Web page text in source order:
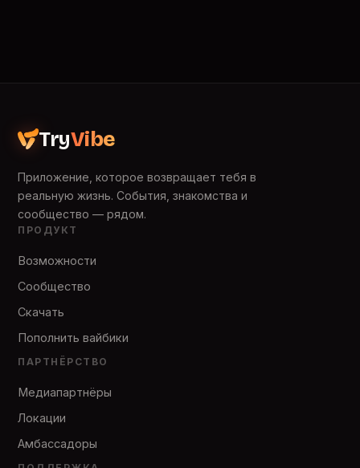
TryVibe
Приложение, которое возвращает тебя в
реальную жизнь. События, знакомства и
сообщество — рядом.
ПРОДУКТ
Возможности
Сообщество
Скачать
Пополнить вайбики
ПАРТНЁРСТВО
Медиапартнёры
Локации
Амбассадоры